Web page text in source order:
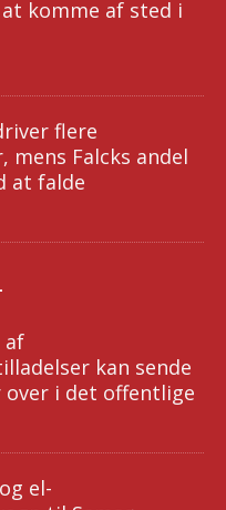
komme af sted i
flere
mens Falcks andel
at falde
af
kan sende
over i det offentlige
el-